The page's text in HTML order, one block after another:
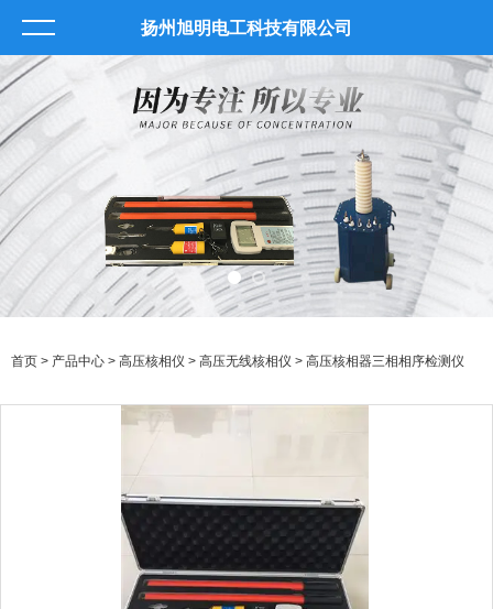
扬州旭明电工科技有限公司
首页 > 产品中心 > 高压核相仪 > 高压无线核相仪 > 高压核相器三相相序检测仪